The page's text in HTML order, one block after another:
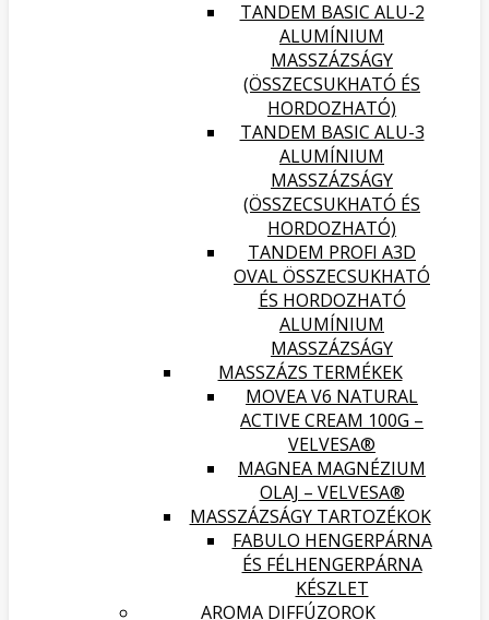
TANDEM BASIC ALU-2
ALUMÍNIUM
MASSZÁZSÁGY
(ÖSSZECSUKHATÓ ÉS
HORDOZHATÓ)
TANDEM BASIC ALU-3
ALUMÍNIUM
MASSZÁZSÁGY
(ÖSSZECSUKHATÓ ÉS
HORDOZHATÓ)
TANDEM PROFI A3D
OVAL ÖSSZECSUKHATÓ
ÉS HORDOZHATÓ
ALUMÍNIUM
MASSZÁZSÁGY
MASSZÁZS TERMÉKEK
MOVEA V6 NATURAL
ACTIVE CREAM 100G –
VELVESA®
MAGNEA MAGNÉZIUM
OLAJ – VELVESA®
MASSZÁZSÁGY TARTOZÉKOK
FABULO HENGERPÁRNA
ÉS FÉLHENGERPÁRNA
KÉSZLET
AROMA DIFFÚZOROK